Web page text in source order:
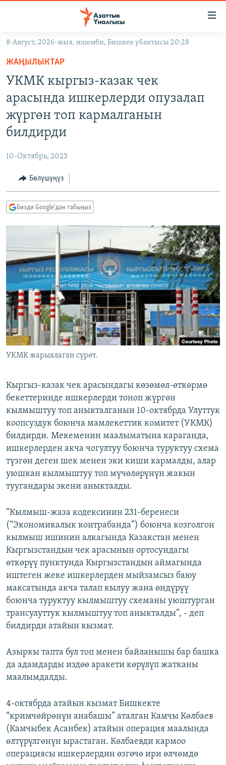
Навигацияга
өтүңүз
Издөөгө
салыңыз
УКРАИНА
АТАЙЫН ИЛИКТӨӨ
БҮГҮН АЗАТТЫКТА
ЭКСПЕРТТЕР ТАЛДАЙТ
БИЗ ЖАНА ДҮЙНӨ
ЭЖЕ-СИҢДИЛЕР
АЗАТТЫК+
ЫҢГАЙСЫЗ СУРООЛОР
ПОДКАСТ
ӨЗГӨЧӨ ПИКИР
Русский
ОНЛАЙН ШЕРИНЕ
ЭЕ/АРнун бардык сайттары
8-Август, 2026-жыл, ишемби, Бишкек убактысы 20:28
ЖАҢЫЛЫКТАР
УКМК кыргыз-казак чек
арасында ишкерлерди опузалап
жүргөн топ кармалганын
билдирди
10-Октябрь, 2023
Бөлүшүңүз
Бизди Google'дан табыңыз
УКМК жарыялаган сүрөт.
Кыргыз-казак чек арасындагы көзөмөл-өткөрмө
бекеттеринде ишкерлерди тоноп жүргөн
кылмыштуу топ аныкталганын 10-октябрда Улуттук
коопсуздук боюнча мамлекеттик комитет (УКМК)
билдирди. Мекеменин маалыматына караганда,
ишкерлерден акча чогултуу боюнча туруктуу схема
түзгөн деген шек менен эки киши кармалды, алар
уюшкан кылмыштуу топ мүчөлөрүнүн жакын
туугандары экени аныкталды.
“Кылмыш-жаза кодексинин 231-беренеси
(“Экономикалык контрабанда”) боюнча козголгон
кылмыш ишинин алкагында Казакстан менен
Кыргызстандын чек арасынын ортосундагы
өткөрүү пунктунда Кыргызстандын аймагында
иштеген жеке ишкерлерден мыйзамсыз баюу
максатында акча талап кылуу жана өндүрүү
боюнча туруктуу кылмыштуу схеманы уюштурган
трансулуттук кылмыштуу топ аныкталды”, - деп
билдирди атайын кызмат.
Азыркы тапта бул топ менен байланышы бар башка
да адамдарды издөө аракети көрүлүп жатканы
маалымдалды.
4-октябрда атайын кызмат Бишкекте
“кримчөйрөнүн анабашы” аталган Камчы Көлбаев
(Камчыбек Асанбек) атайын операция маалында
өлтүрүлгөнүн ырастаган. Көлбаевди кармоо
операциясы ишкерлердин өзгөчө ири өлчөмдө